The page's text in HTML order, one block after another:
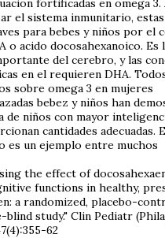
fortificadas en omega
el sistema inmunitario, estas
para bebes y niños por el
o acido docosahexanoico. Es
del cerebro, y las
en el requieren DHA.
sobre omega 3 en mujeres
bebez y niños han
de niños con mayor
cantidades adecuadas.
es un ejemplo entre muchos
the effect of
functions in healthy,
a randomized, placebo-
blind study." Clin Pediatr
62